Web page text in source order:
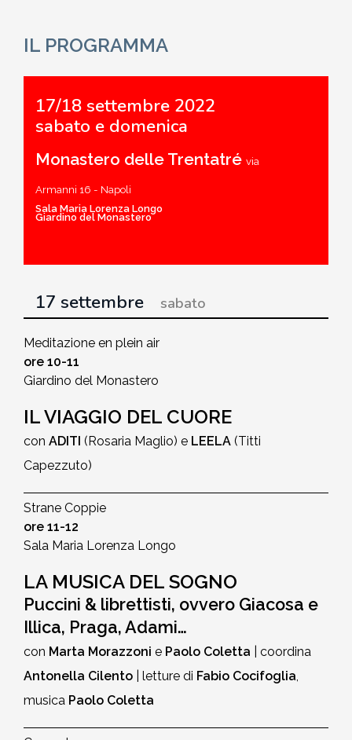
IL PROGRAMMA
17/18 settembre 2022
sabato e domenica
Monastero delle Trentatré via
Armanni 16 - Napoli
Sala Maria Lorenza Longo
Giardino del Monastero
17 settembre sabato
Meditazione en plein air
ore 10-11
Giardino del Monastero
IL VIAGGIO DEL CUORE
con ADITI (Rosaria Maglio) e LEELA (Titti
Capezzuto)
Strane Coppie
ore 11-12
Sala Maria Lorenza Longo
LA MUSICA DEL SOGNO
Puccini & librettisti, ovvero Giacosa e
Illica, Praga, Adami…
con Marta Morazzoni e Paolo Coletta | coordina
Antonella Cilento | letture di Fabio Cocifoglia
musica Paolo Coletta